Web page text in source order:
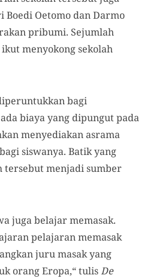
Boedi Oetomo dan Darmo
pribumi. Sejumlah
menyokong sekolah
bagi
biaya yang dipungut pada
menyediakan asrama
siswanya. Batik yang
tersebut menjadi sumber
juga belajar memasak.
pelajaran memasak
juru masak yang
orang Eropa,“tulisDe